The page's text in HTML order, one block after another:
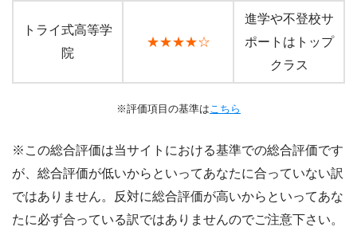
トライ式高等学
院
★★★★☆
進学や不登校サ
ポートはトップ
クラス
※評価項目の基準は こちら
※この総合評価は当サイトにおける基準での総合評価です
が、総合評価が低いからといってあなたに合っていない訳
ではありません。反対に総合評価が高いからといってあな
たに必ず合っている訳ではありませんのでご注意下さい。